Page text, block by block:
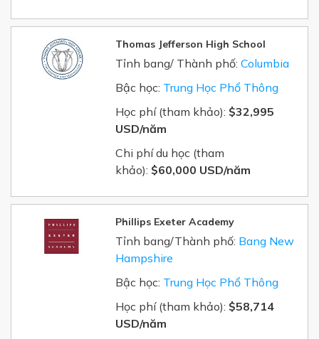
Thomas Jefferson High School
Tỉnh bang/ Thành phố: Columbia
Bậc học: Trung Học Phổ Thông
Học phí (tham khảo): $32,995
USD/năm
Chi phí du học (tham
khảo): $60,000 USD/năm
Phillips Exeter Academy
Tỉnh bang/Thành phố: Bang New
Hampshire
Bậc học: Trung Học Phổ Thông
Học phí (tham khảo): $58,714
USD/năm